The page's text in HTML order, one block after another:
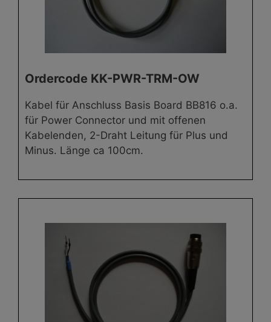
Ordercode KK-PWR-TRM-OW
Kabel für Anschluss Basis Board BB816 o.a.
für Power Connector und mit offenen
Kabelenden, 2-Draht Leitung für Plus und
Minus. Länge ca 100cm.